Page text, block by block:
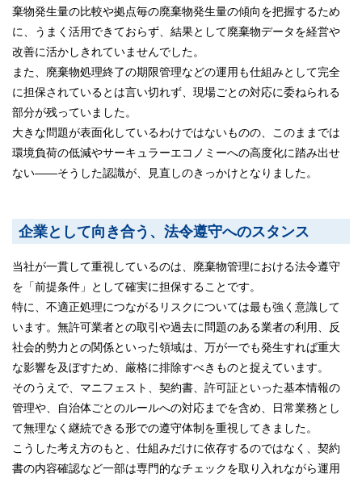
棄物発生量の比較や拠点毎の廃棄物発生量の傾向を把握するため
に、うまく活用できておらず、結果として廃棄物データを経営や
改善に活かしきれていませんでした。
また、廃棄物処理終了の期限管理などの運用も仕組みとして完全
に担保されているとは言い切れず、現場ごとの対応に委ねられる
部分が残っていました。
大きな問題が表面化しているわけではないものの、このままでは
環境負荷の低減やサーキュラーエコノミーへの高度化に踏み出せ
ない――そうした認識が、見直しのきっかけとなりました。
企業として向き合う、法令遵守へのスタンス
当社が一貫して重視しているのは、廃棄物管理における法令遵守
を「前提条件」として確実に担保することです。
特に、不適正処理につながるリスクについては最も強く意識して
います。無許可業者との取引や過去に問題のある業者の利用、反
社会的勢力との関係といった領域は、万が一でも発生すれば重大
な影響を及ぼすため、厳格に排除すべきものと捉えています。
そのうえで、マニフェスト、契約書、許可証といった基本情報の
管理や、自治体ごとのルールへの対応までを含め、日常業務とし
て無理なく継続できる形での遵守体制を重視してきました。
こうした考え方のもと、仕組みだけに依存するのではなく、契約
書の内容確認など一部は専門的なチェックを取り入れながら運用